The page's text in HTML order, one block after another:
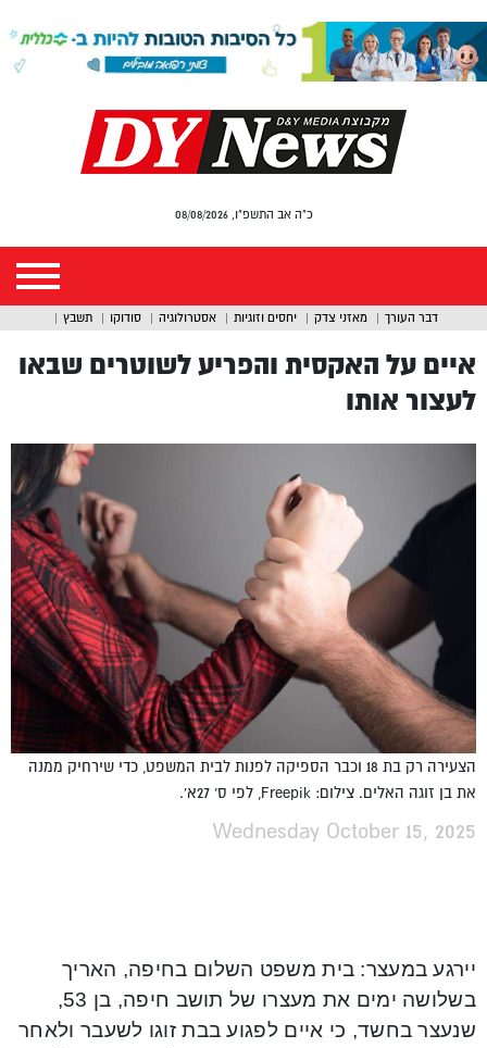
כ"ה אב התשפ"ו, 08/08/2026
דבר העורך מאזני צדק יחסים וזוגיות אסטרולוגיה סודוקו תשבץ
איים על האקסית והפריע לשוטרים שבאו
לעצור אותו
הצעירה רק בת 18 וכבר הספיקה לפנות לבית המשפט, כדי שירחיק ממנה
את בן זוגה האלים. צילום: Freepik, לפי ס' 27א'.
Wednesday October 15, 2025
יירגע במעצר: בית משפט השלום בחיפה, האריך
בשלושה ימים את מעצרו של תושב חיפה, בן 53,
שנעצר בחשד, כי איים לפגוע בבת זוגו לשעבר ולאחר